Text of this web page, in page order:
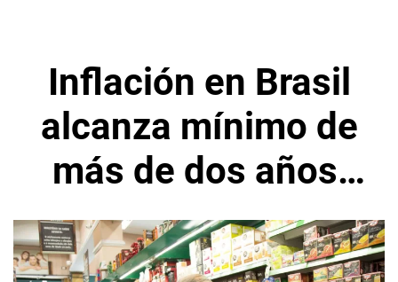
Inflación en Brasil
alcanza mínimo de
más de dos años,
gobierno pide
recortar tasas